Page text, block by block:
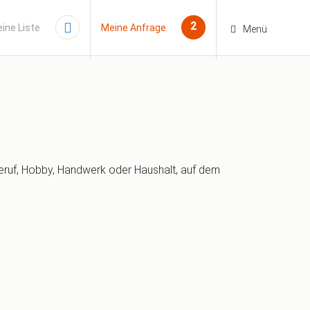
Liste Meine Anfrage 2 Menü
Hobby, Handwerk oder Haushalt, auf dem